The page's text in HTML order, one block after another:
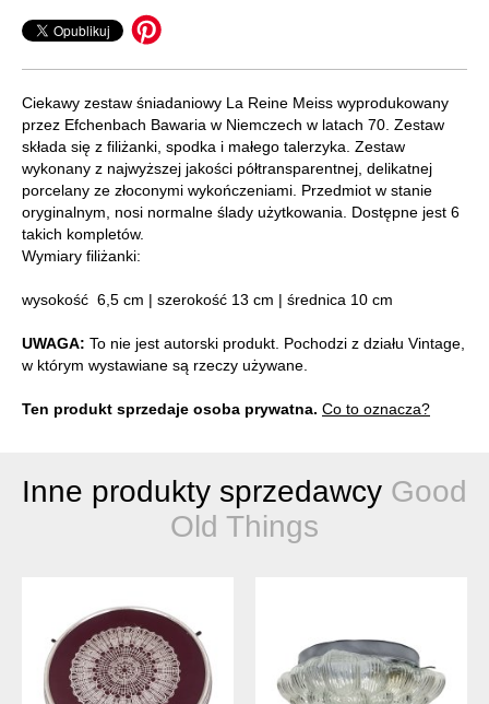
Ciekawy zestaw śniadaniowy La Reine Meiss wyprodukowany
przez Efchenbach Bawaria w Niemczech w latach 70. Zestaw
składa się z filiżanki, spodka i małego talerzyka. Zestaw
wykonany z najwyższej jakości półtransparentnej, delikatnej
porcelany ze złoconymi wykończeniami. Przedmiot w stanie
oryginalnym, nosi normalne ślady użytkowania. Dostępne jest 6
takich kompletów.
Wymiary filiżanki:
wysokość 6,5 cm | szerokość 13 cm | średnica 10 cm
UWAGA: To nie jest autorski produkt. Pochodzi z działu Vintage,
w którym wystawiane są rzeczy używane.
Ten produkt sprzedaje osoba prywatna. Co to oznacza?
Inne produkty sprzedawcy Good
Old Things